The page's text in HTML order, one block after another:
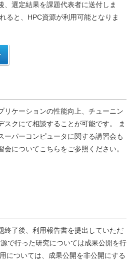
、選定結果を課題代表者に送付しま
ると、HPC資源が利用可能となりま
リケーションの性能向上、チューニン
スクにて相談することが可能です。 ま
ーパーコンピュータに関する講習会も
についてこちらをご参照ください。
終了後、利用報告書を提出していただ
で行った研究については成果公開を行
については、成果公開を非公開にする